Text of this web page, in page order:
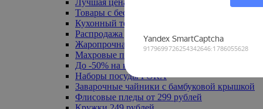
Товары с бесплатной доставкой
Кухонный текстиль
Распродажа до -50%
Жаропрочная посуда
Махровые полотенца
До -50% на ковры
Наборы посуды FORA
Заварочные чайники с бамбуковой крышкой
Флисовые пледы от 299 рублей